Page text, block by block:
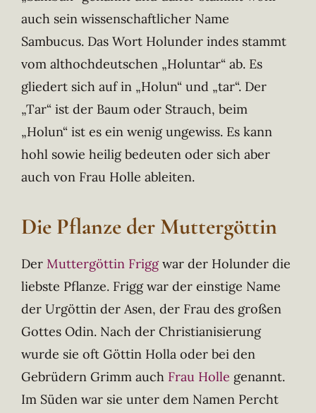
auch sein wissenschaftlicher Name
Sambucus. Das Wort Holunder indes stammt
vom althochdeutschen „Holuntar“ ab. Es
gliedert sich auf in „Holun“ und „tar“. Der
„Tar“ ist der Baum oder Strauch, beim
„Holun“ ist es ein wenig ungewiss. Es kann
hohl sowie heilig bedeuten oder sich aber
auch von Frau Holle ableiten.
Die Pflanze der Muttergöttin
Der Muttergöttin Friggwar der Holunder die
liebste Pflanze. Frigg war der einstige Name
der Urgöttin der Asen, der Frau des großen
Gottes Odin. Nach der Christianisierung
wurde sie oft Göttin Holla oder bei den
Gebrüdern Grimm auch Frau Holle genannt.
Im Süden war sie unter dem Namen Percht